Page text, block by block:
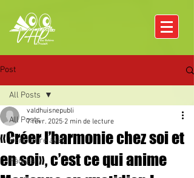
Post
All Posts
Rencontre avec
Pâques
All Posts
«Créer l’harmonie chez soi et
en soi», c’est ce qui anime
valdhuisnepubli
7 févr. 2025 2 min de lecture